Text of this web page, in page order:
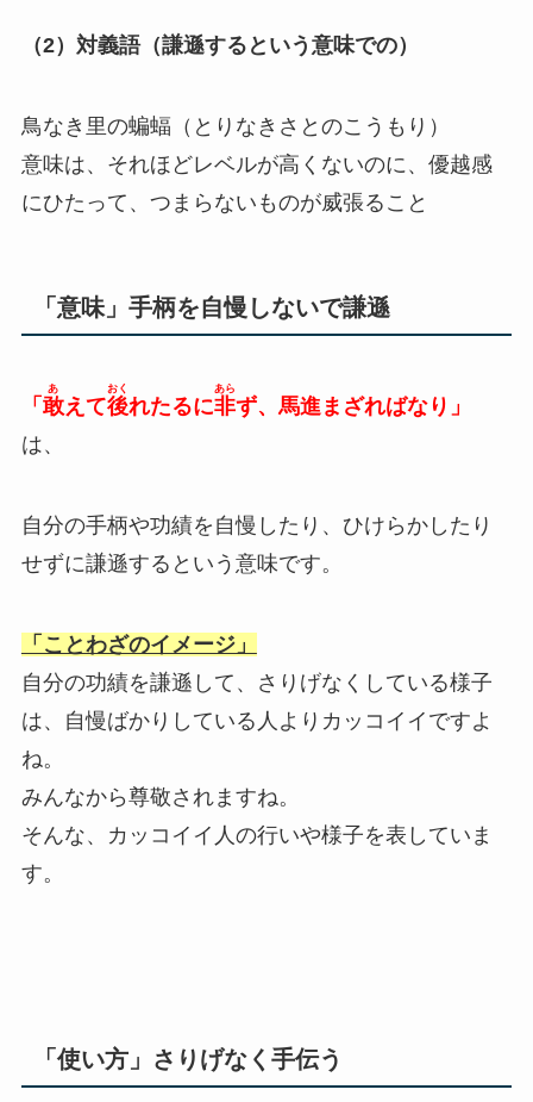
（2）対義語（謙遜するという意味での）
鳥なき里の蝙蝠（とりなきさとのこうもり）
意味は、それほどレベルが高くないのに、優越感
にひたって、つまらないものが威張ること
「意味」手柄を自慢しないで謙遜
「 敢
あ
えて後
おく
れたるに非
あら
ず、馬進まざればなり」
は、
自分の手柄や功績を自慢したり、ひけらかしたり
せずに謙遜するという意味です。
「ことわざのイメージ」
自分の功績を謙遜して、さりげなくしている様子
は、自慢ばかりしている人よりカッコイイですよ
ね。
みんなから尊敬されますね。
そんな、カッコイイ人の行いや様子を表していま
す。
「使い方」さりげなく手伝う